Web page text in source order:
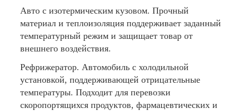
Авто с изотермическим кузовом. Прочный
материал и теплоизоляция поддерживает заданный
температурный режим и защищает товар от
внешнего воздействия.
Рефрижератор. Автомобиль с холодильной
установкой, поддерживающей отрицательные
температуры. Подходит для перевозки
скоропортящихся продуктов, фармацевтических и